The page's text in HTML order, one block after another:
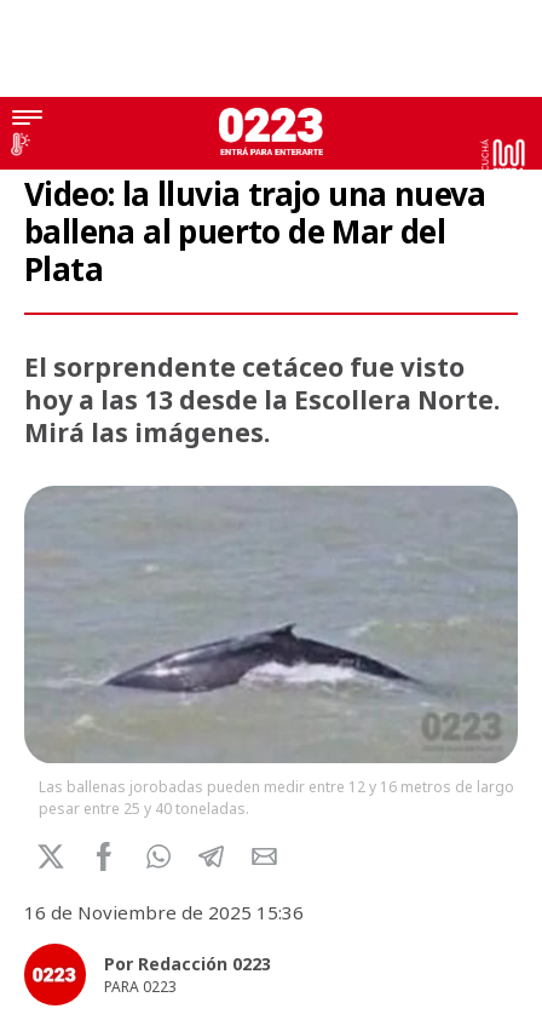
Ballenas
Video: la lluvia trajo una nueva
ballena al puerto de Mar del
Plata
El sorprendente cetáceo fue visto
hoy a las 13 desde la Escollera Norte.
Mirá las imágenes.
Las ballenas jorobadas pueden medir entre 12 y 16 metros de largo y
pesar entre 25 y 40 toneladas.
16 de Noviembre de 2025 15:36
Por Redacción 0223
PARA 0223